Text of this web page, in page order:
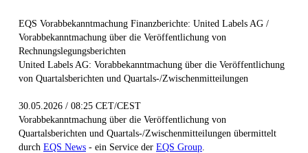
EQS Vorabbekanntmachung Finanzberichte: United Labels AG /
Vorabbekanntmachung über die Veröffentlichung von
Rechnungslegungsberichten
United Labels AG: Vorabbekanntmachung über die Veröffentlichung
von Quartalsberichten und Quartals-/Zwischenmitteilungen
30.05.2026 / 08:25 CET/CEST
Vorabbekanntmachung über die Veröffentlichung von
Quartalsberichten und Quartals-/Zwischenmitteilungen übermittelt
durch EQS News - ein Service der EQS Group